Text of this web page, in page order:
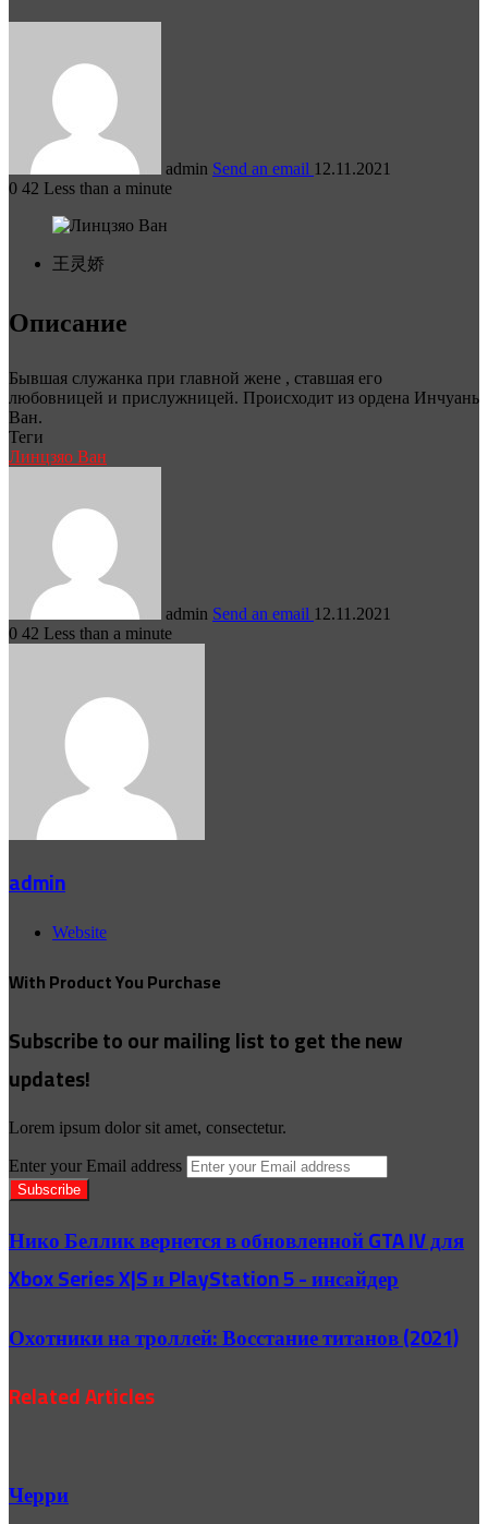
admin Send an email 12.11.2021
0 42 Less than a minute
王灵娇
Описание
Бывшая служанка при главной жене , ставшая его
любовницей и прислужницей. Происходит из ордена Инчуань
Ван.
Теги
Линцзяо Ван
admin Send an email 12.11.2021
0 42 Less than a minute
admin
Website
With Product You Purchase
Subscribe to our mailing list to get the new
updates!
Lorem ipsum dolor sit amet, consectetur.
Enter your Email address
Нико Беллик вернется в обновленной GTA IV для
Xbox Series X|S и PlayStation 5 - инсайдер
Охотники на троллей: Восстание титанов (2021)
Related Articles
Черри